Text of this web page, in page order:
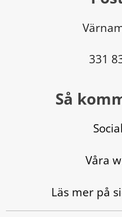
331
Så
Våra
Läs mer på